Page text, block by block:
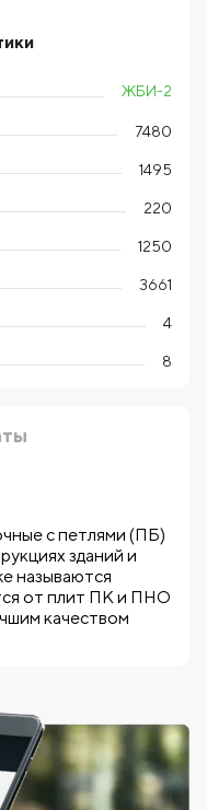
ЖБИ-2
7480
1495
220
1250
3661
4
8
с петлями (ПБ)
зданий и
называются
от плит ПК и ПНО
качеством